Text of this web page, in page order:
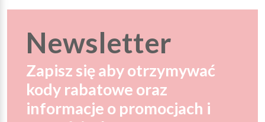
Newsletter
Zapisz się aby otrzymywać
kody rabatowe oraz
informacje o promocjach i